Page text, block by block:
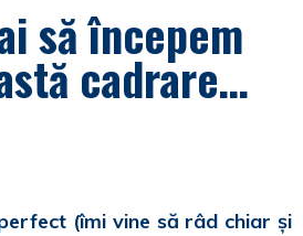
să începem
cadrare…
(îmi vine să râd chiar și